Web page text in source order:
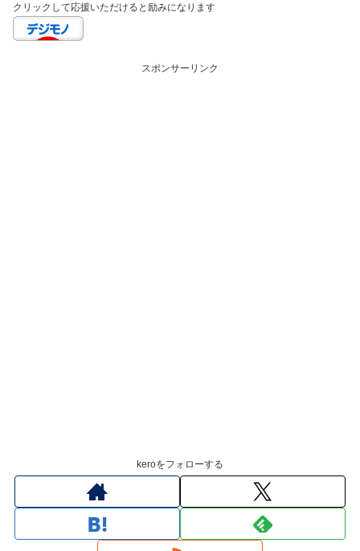
クリックして応援いただけると励みになります
スポンサーリンク
keroをフォローする